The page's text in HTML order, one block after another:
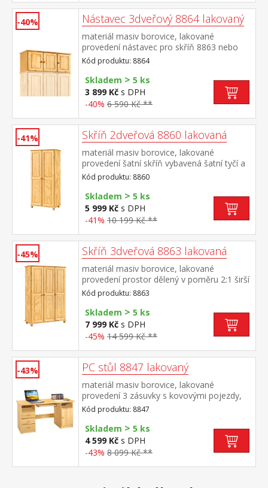
-40% Nástavec 3dveřový 8864 lakovaný
materiál masiv borovice, lakované
provedení nástavec pro skříň 8863 nebo
8851
Kód produktu: 8864
Skladem > 5 ks
3 899 Kč s DPH
-40% 6 590 Kč **
-41% Skříň 2dveřová 8860 lakovaná
materiál masiv borovice, lakované
provedení šatní skříň vybavená šatní tyčí a
policí doporučený nástavec 8861
Kód produktu: 8860
Skladem > 5 ks
5 999 Kč s DPH
-41% 10 199 Kč **
-45% Skříň 3dveřová 8863 lakovaná
materiál masiv borovice, lakované
provedení prostor dělený v poměru 2:1 širší
část šatní tyč a police, užší část 3 variabilní
police doporučený nástavec 8864
Kód produktu: 8863
Skladem > 5 ks
7 999 Kč s DPH
-45% 14 599 Kč **
-43% PC stůl 8847 lakovaný
materiál masiv borovice, lakované
provedení 3 zásuvky s kovovými pojezdy,
skříňka s dvířky rozměr zásuvky (š/h/v) 27,9
× 30,7 × 10,6 cm výsuv není součástí
dodávky ke stolu je možno dokoupit
výsuvnou desku na klávesnici 8840
Kód produktu: 8847
Skladem > 5 ks
4 599 Kč s DPH
-43% 8 099 Kč **